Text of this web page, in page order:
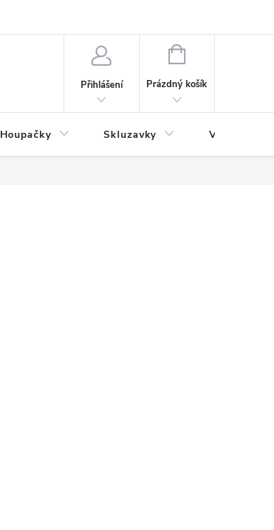
Přihlášení
NÁKUPNÍ
Prázdný košík
Houpačky Skluzavky Veřejná